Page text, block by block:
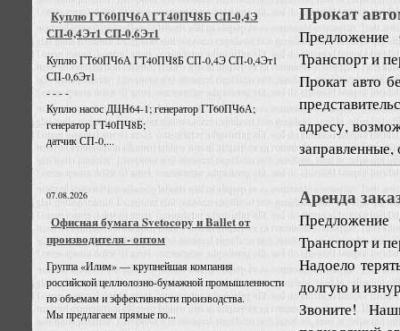
Куплю ГТ60ПЧ6А ГТ40ПЧ8Б СП-0,4Э
СП-0,4Эт1 СП-0,6Эт1
Куплю ГТ60ПЧ6А ГТ40ПЧ8Б СП-0,4Э СП-0,4Эт1
СП-0,6Эт1
- - - -
Куплю насос ДЦН64-1; генератор ГТ60ПЧ6А;
генератор ГТ40ПЧ8Б;
датчик СП-0,...
07.08.2026
Офисная бумага Svetocopy и Ballet от
производителя - оптом
Группа «Илим» — крупнейшая компания
российской целлюлозно-бумажной промышленности
по объемам и эффективности производства.
Мы предлагаем прямые по...
Прокат
Предложение
Транспорт и
Прокат авто
адресу,
Аренда
Предложение
Транспорт и
Надоело
долгую и
Звоните!